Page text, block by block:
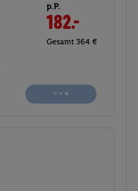
p.P.
183.-
Gesamt 366 €
Buchen